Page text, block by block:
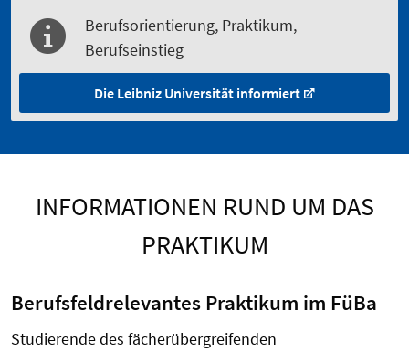
Berufsorientierung, Praktikum,
Berufseinstieg
Die Leibniz Universität informiert
INFORMATIONEN RUND UM DAS
PRAKTIKUM
Berufsfeldrelevantes Praktikum im FüBa
Studierende des fächerübergreifenden